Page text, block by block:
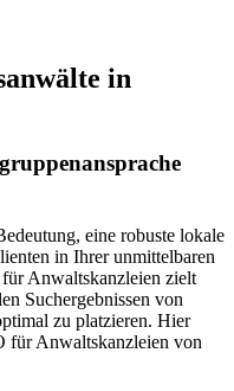
in
eine robuste lokale
in Ihrer unmittelbaren
Anwaltskanzleien zielt
Suchergebnissen von
zu platzieren. Hier
für Anwaltskanzleien von